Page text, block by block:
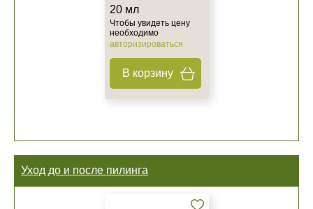
20 мл
Чтобы увидеть цену
необходимо
авторизироваться
В корзину
Уход до и после пилинга